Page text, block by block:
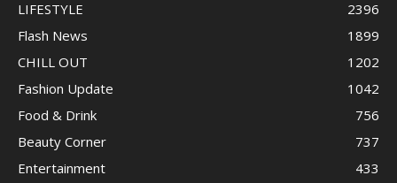
LIFESTYLE
2396
Flash News
1899
CHILL OUT
1202
Fashion Update
1042
Food & Drink
756
Beauty Corner
737
Entertainment
433